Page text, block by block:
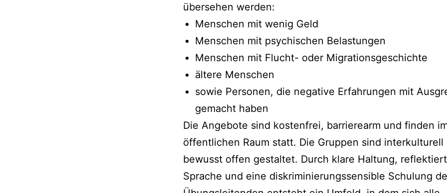
übersehen werden:
Menschen mit wenig Geld
Menschen mit psychischen Belastungen
Menschen mit Flucht- oder Migrationsgeschichte
ältere Menschen
sowie Personen, die negative Erfahrungen mit
gemacht haben
Die Angebote sind kostenfrei, barrierearm und finden
öffentlichen Raum statt. Die Gruppen sind interkulturell
bewusst offen gestaltet. Durch klare Haltung,
Sprache und eine diskriminierungssensible Schulung